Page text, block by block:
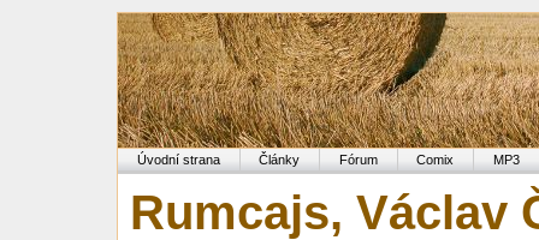
Úvodní strana Články Fórum Comix MP3
Rumcajs, Václav